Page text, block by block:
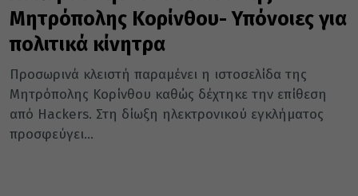
Μητρόπολης Κορίνθου- Υπόνοιες για
πολιτικά κίνητρα
Προσωρινά κλειστή παραμένει η ιστοσελίδα της
Μητρόπολης Κορίνθου καθώς δέχτηκε την επίθεση
από Hackers. Στη δίωξη ηλεκτρονικού εγκλήματος
προσφεύγει...